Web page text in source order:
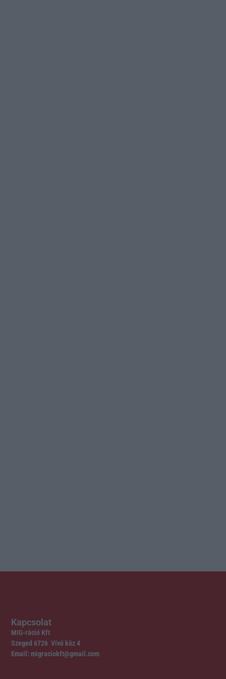
Kapcsolat
MIG-ráció Kft
Szeged 6726 Vívó köz 4
Email: migraciokft@gmail.com